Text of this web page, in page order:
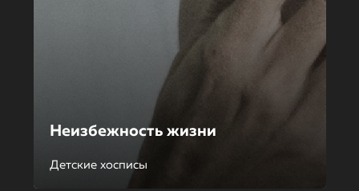
Неизбежность жизни
Детские хосписы